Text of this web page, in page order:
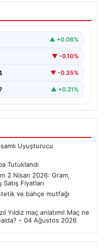
Baba
çıkan…
▲ +0.06%
▼ -0.10%
▼ -0.35%
▲ +0.21%
Uyuşturucu
Tutuklandı
2 Nisan 2026: Gram,
Fiyatları
ve bahçe mutfağı
Yıldız maç anlatımı! Maç ne
– 04 Ağustos 2026